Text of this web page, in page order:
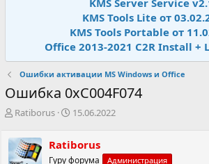
KMS Server Service
KMS Tools Lite от
KMS Tools Portable от
Office 2013-2021 C2R Install +
Ошибки активации MS Windows и Office
Ошибка 0xC004F074
А
т
о
Ratiborus
Д
а
15.06.2022
Ratiborus
Гуру форума Администрация